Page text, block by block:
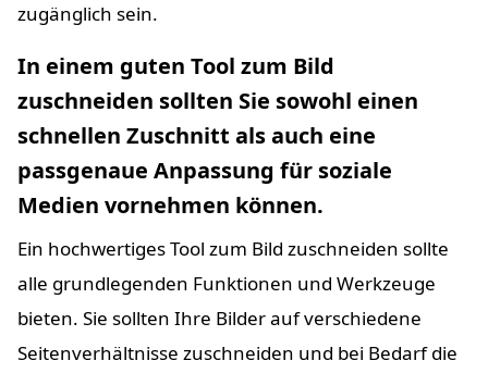
zugänglich sein.
In einem guten Tool zum Bild
zuschneiden sollten Sie sowohl einen
schnellen Zuschnitt als auch eine
passgenaue Anpassung für soziale
Medien vornehmen können.
Ein hochwertiges Tool zum Bild zuschneiden sollte
alle grundlegenden Funktionen und Werkzeuge
bieten. Sie sollten Ihre Bilder auf verschiedene
Seitenverhältnisse zuschneiden und bei Bedarf die